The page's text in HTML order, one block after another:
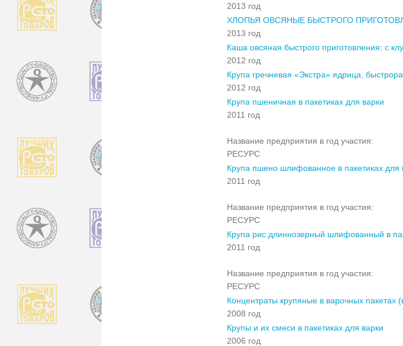
2013 год
ХЛОПЬЯ ОВСЯНЫЕ БЫСТРОГО
2013 год
Каша овсяная быстрого приготовления: с
2012 год
Крупа гречневая «Экстра» ядрица,
2012 год
Крупа пшеничная в пакетиках для варки
2011 год
Название предприятия в год участия:
РЕСУРС
Крупа пшено шлифованное в пакетиках для
2011 год
Название предприятия в год участия:
РЕСУРС
Крупа рис длиннозерный шлифованный в
2011 год
Название предприятия в год участия:
РЕСУРС
Концентраты крупяные в варочных пакетах
2008 год
Крупы и их смеси в пакетиках для варки
2006 год